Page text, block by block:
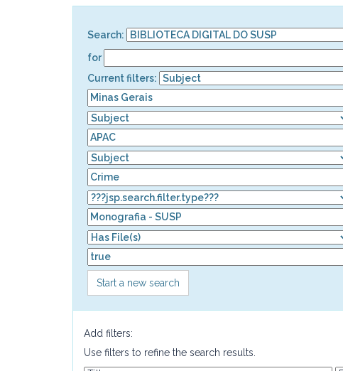
Search:
for
Current filters:
Start a new search
Add filters:
Use filters to refine the search results.